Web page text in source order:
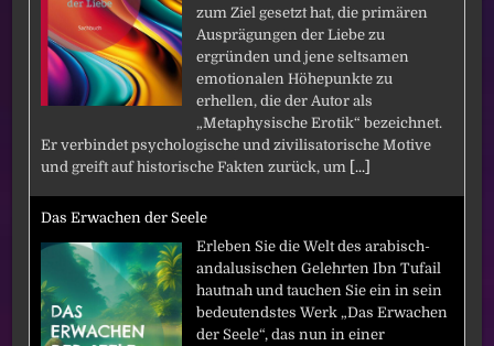
zum Ziel gesetzt hat, die primären
Ausprägungen der Liebe zu
ergründen und jene seltsamen
emotionalen Höhepunkte zu
erhellen, die der Autor als
„Metaphysische Erotik“ bezeichnet.
Er verbindet psychologische und zivilisatorische Motive
und greift auf historische Fakten zurück, um [...]
Das Erwachen der Seele
Erleben Sie die Welt des arabisch-
andalusischen Gelehrten Ibn Tufail
hautnah und tauchen Sie ein in sein
bedeutendstes Werk „Das Erwachen
der Seele“, das nun in einer